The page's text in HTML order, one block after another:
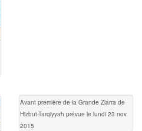
Avant première de la Grande Ziarra de
Hizbut-Tarqiyyah prévue le lundi 23 nov
2015